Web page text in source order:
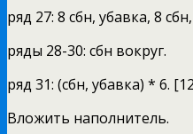
ряд 27: 8 сбн, убавка, 8
ряды 28-30: сбн вокруг.
ряд 31: (сбн, убавка) * 6.
Вложить наполнитель.